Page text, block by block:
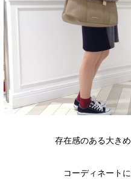
存在感のある大き
コーディネート